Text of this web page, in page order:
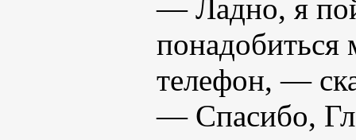
— Ладно, я
телефон, —
— Спасибо,